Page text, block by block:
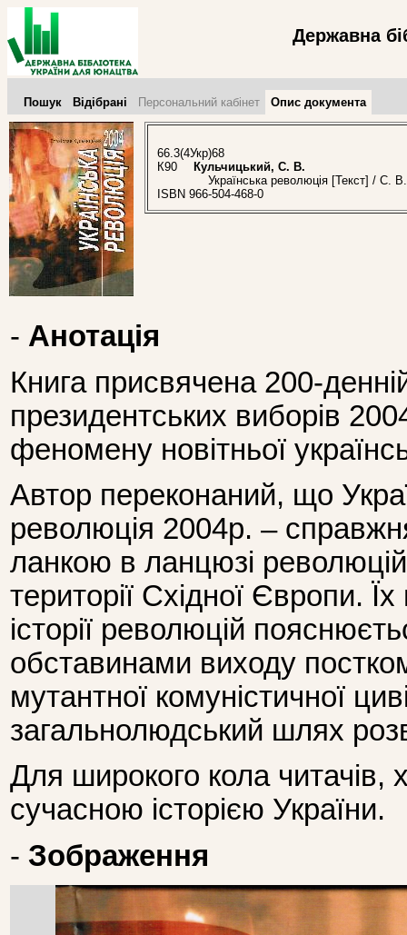
Державна
Пошук Відібрані Персональний кабінет Опис документа
66.3(4Укр)68
К90
Кульчицький, С. В.
Українська революція [Текст] / С.
ISBN 966-504-468-0
- Анотація
Книга присвячена 200-
президентських виборів
феномену новітньої
Автор переконаний, що
революція 2004р. –
ланкою в ланцюзі
території Східної Європи.
історії революцій
обставинами виходу
мутантної комуністичної
загальнолюдський шлях
Для широкого кола читачів,
сучасною історією України.
- Зображення